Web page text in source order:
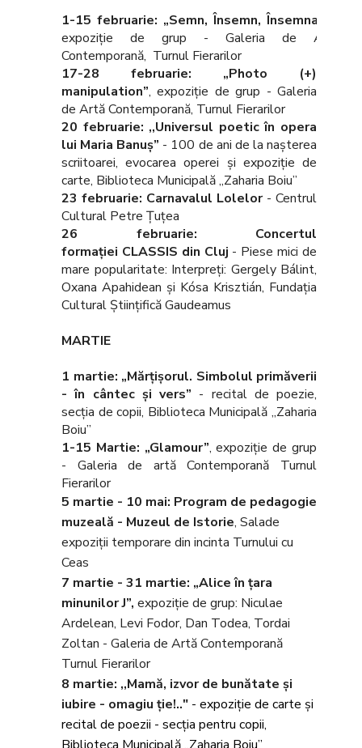
1-15 februarie: „Semn, Însemn, Însemnare”
expoziție de grup - Galeria de Artă
Contemporană, Turnul Fierarilor
17-28 februarie:
„Photo (+)
manipulation”, expoziție de grup - Galeria
de Artă Contemporană, Turnul Fierarilor
20 februarie: ,,Universul poetic în opera
lui Maria Banuș” - 100 de ani de la naşterea
scriitoarei, evocarea operei şi expoziţie de
carte, Biblioteca Municipală „Zaharia Boiu”
23 februarie: Carnavalul Lolelor- Centrul
Cultural Petre Țuțea
26 februarie: Concertul
formaţiei CLASSIS din Cluj - Piese mici de
mare popularitate: Interpreţi: Gergely Bálint,
Oxana Apahidean şi Kósa Krisztián, Fundația
Cultural Științifică Gaudeamus
MARTIE
1 martie: „Mărțișorul. Simbolul primăverii
- în cântec și vers” - recital de poezie,
secția de copii, Biblioteca Municipală „Zaharia
Boiu”
1-15 Martie: „Glamour”, expoziție de grup
- Galeria de artă Contemporană Turnul
Fierarilor
5 martie - 10 mai: Program de pedagogie
muzeală - Muzeul de Istorie, Salade
expoziţii temporare din incinta Turnului cu
Ceas
7 martie - 31 martie: „Alice în țara
minunilorJ”, expoziție de grup: Niculae
Ardelean, Levi Fodor, Dan Todea, Tordai
Zoltan - Galeria de Artă Contemporană
Turnul Fierarilor
8 martie: ,,Mamă, izvor de bunătate şi
iubire - omagiu ţie!.." - expoziţie de carte și
recital de poezii - secţia pentru copii,